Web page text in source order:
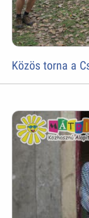
Közös torna a